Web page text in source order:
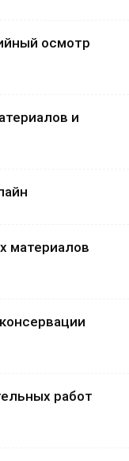
осмотр
и
материалов
работ